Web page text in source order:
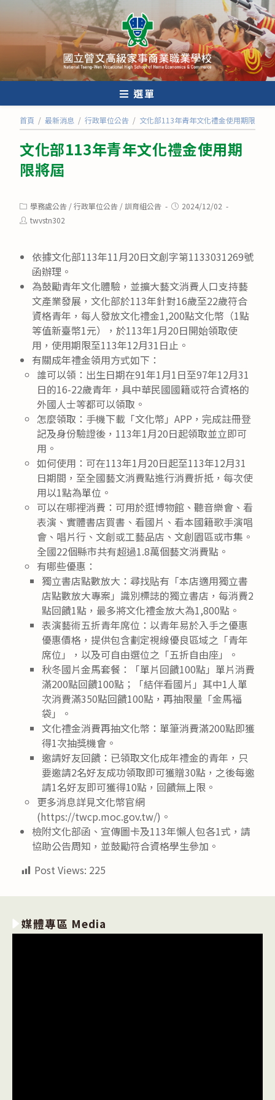
內
選單
首頁 / 最新消息 / 行政單位公告 / 文化部113年青年文化禮金使用期限將屆
文化部113年青年文化禮金使用期
限將屆
Post
category:
學務處公告 /行政單位公告 /訓育組公告
Post2024/12/02
Posttwvstn302
依據文化部113年11月20日文創字第1133031269號
函辦理。
為鼓勵青年文化體驗，並擴大藝文消費人口支持藝
文產業發展，文化部於113年針對16歲至22歲符合
資格青年，每人發放文化禮金1,200點文化幣（1點
等值新臺幣1元），於113年1月20日開始領取使
用，使用期限至113年12月31日止。
有關成年禮金領用方式如下：
誰可以領：出生日期在91年1月1日至97年12月31
日的16-22歲青年，具中華民國國籍或符合資格的
外國人士等都可以領取。
怎麼領取：手機下載「文化幣」APP，完成註冊登
記及身份驗證後，113年1月20日起領取並立即可
用。
如何使用：可在113年1月20日起至113年12月31
日期間，至全國藝文消費點進行消費折抵，每次使
用以1點為單位。
可以在哪裡消費：可用於逛博物館、聽音樂會、看
表演、實體書店買書、看國片、看本國籍歌手演唱
會、唱片行、文創或工藝品店、文創園區或市集。
全國22個縣市共有超過1.8萬個藝文消費點。
有哪些優惠：
獨立書店點數放大：尋找貼有「本店適用獨立書
店點數放大專案」識別標誌的獨立書店，每消費2
點回饋1點，最多將文化禮金放大為1,800點。
表演藝術五折青年席位：以青年易於入手之優惠
優惠價格，提供包含劃定視線優良區域之「青年
席位」，以及可自由選位之「五折自由座」。
秋冬國片金馬套餐：「單片回饋100點」單片消費
滿200點回饋100點；「結伴看國片」其中1人單
次消費滿350點回饋100點，再抽限量「金馬福
袋」。
文化禮金消費再抽文化幣：單筆消費滿200點即獲
得1次抽獎機會。
邀請好友回饋：已領取文化成年禮金的青年，只
要邀請2名好友成功領取即可獲贈30點，之後每邀
請1名好友即可獲得10點，回饋無上限。
更多消息詳見文化幣官網
(https://twcp.moc.gov.tw/)。
檢附文化部函、宣傳圖卡及113年懶人包各1式，請
協助公告周知，並鼓勵符合資格學生參加。
Post Views: 225
媒體專區 Media